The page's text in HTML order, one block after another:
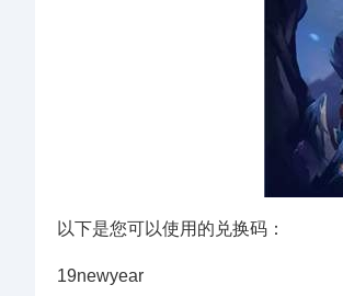
以下是您可以使用的兑换码：
19newyear